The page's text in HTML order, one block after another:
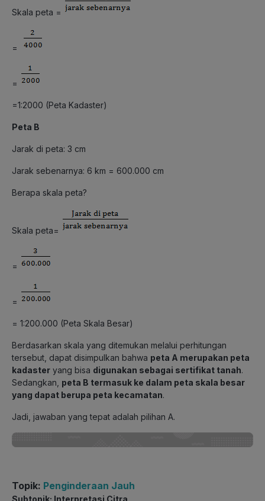
Skala peta =
=
=
=1:2000 (Peta Kadaster)
Peta B
Jarak di peta: 3 cm
Jarak sebenarnya: 6 km = 600.000 cm
Berapa skala peta?
Skala peta=
=
=
= 1:200.000 (Peta Skala Besar)
Berdasarkan skala yang ditemukan melalui perhitungan
tersebut, dapat disimpulkan bahwa peta A merupakan peta
kadaster yang bisa digunakan sebagai sertifikat tanah.
Sedangkan, peta B termasuk ke dalam peta skala besar
yang dapat berupa peta kecamatan.
Jadi, jawaban yang tepat adalah pilihan A.
Topik: Penginderaan Jauh